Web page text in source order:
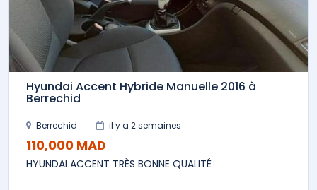
Hyundai Accent Hybride Manuelle 2016 à
Berrechid
Berrechid il y a 2 semaines
110,000 MAD
HYUNDAI ACCENT TRÈS BONNE QUALITÉ